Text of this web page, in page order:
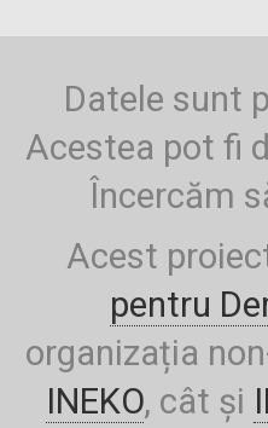
Datele sunt
Acestea pot fi
Încercăm
Acest
pentru
organizația
INEKO, cât și